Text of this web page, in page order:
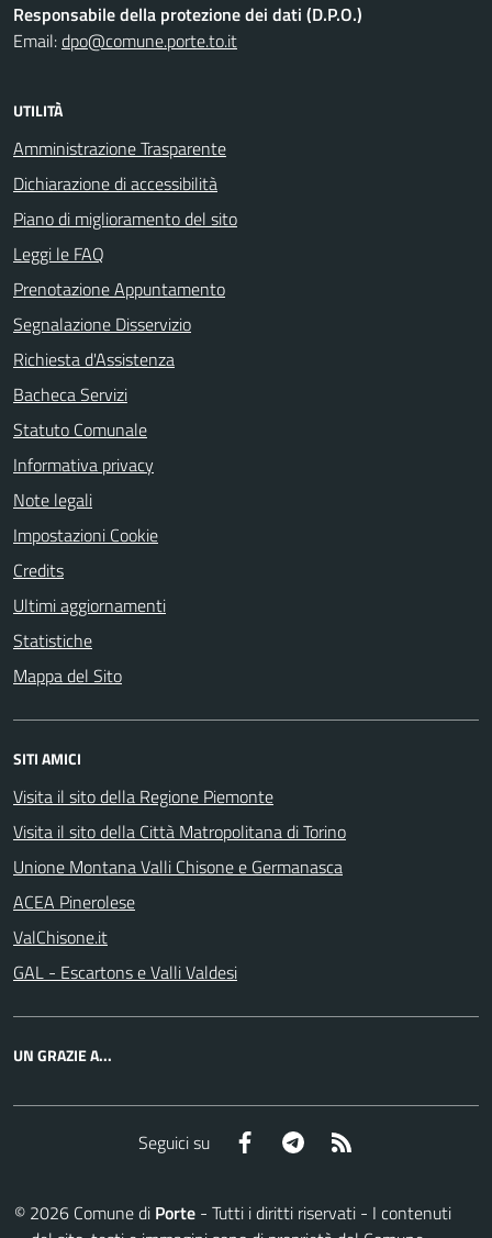
Responsabile della protezione dei dati (D.P.O.)
Email:dpo@comune.porte.to.it
UTILITÀ
Amministrazione Trasparente
Dichiarazione di accessibilità
Piano di miglioramento del sito
Leggi le FAQ
Prenotazione Appuntamento
Segnalazione Disservizio
Richiesta d'Assistenza
Bacheca Servizi
Statuto Comunale
Informativa privacy
Note legali
Impostazioni Cookie
Credits
Ultimi aggiornamenti
Statistiche
Mappa del Sito
SITI AMICI
Visita il sito della Regione Piemonte
Visita il sito della Città Matropolitana di Torino
Unione Montana Valli Chisone e Germanasca
ACEA Pinerolese
ValChisone.it
GAL - Escartons e Valli Valdesi
UN GRAZIE A...
Seguici su Facebook Telegram
© 2026 Comune di Porte - Tutti i diritti riservati - I contenuti